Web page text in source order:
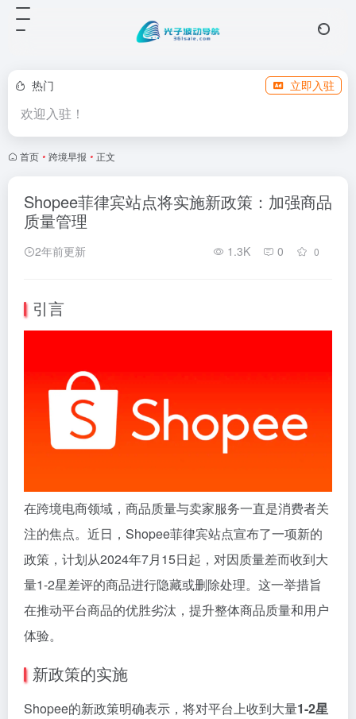
热门 立即入驻
欢迎入驻！
首页 • 跨境早报 • 正文
Shopee菲律宾站点将实施新政策：加强商品
质量管理
2年前更新 1.3K 0 0
引言
在跨境电商领域，商品质量与卖家服务一直是消费者关
注的焦点。近日，Shopee菲律宾站点宣布了一项新的
政策，计划从2024年7月15日起，对因质量差而收到大
量1-2星差评的商品进行隐藏或删除处理。这一举措旨
在推动平台商品的优胜劣汰，提升整体商品质量和用户
体验。
新政策的实施
Shopee的新政策明确表示，将对平台上收到大量1-2星